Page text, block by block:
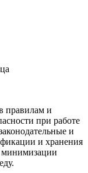
правилам и
при работе
и
и хранения
минимизации